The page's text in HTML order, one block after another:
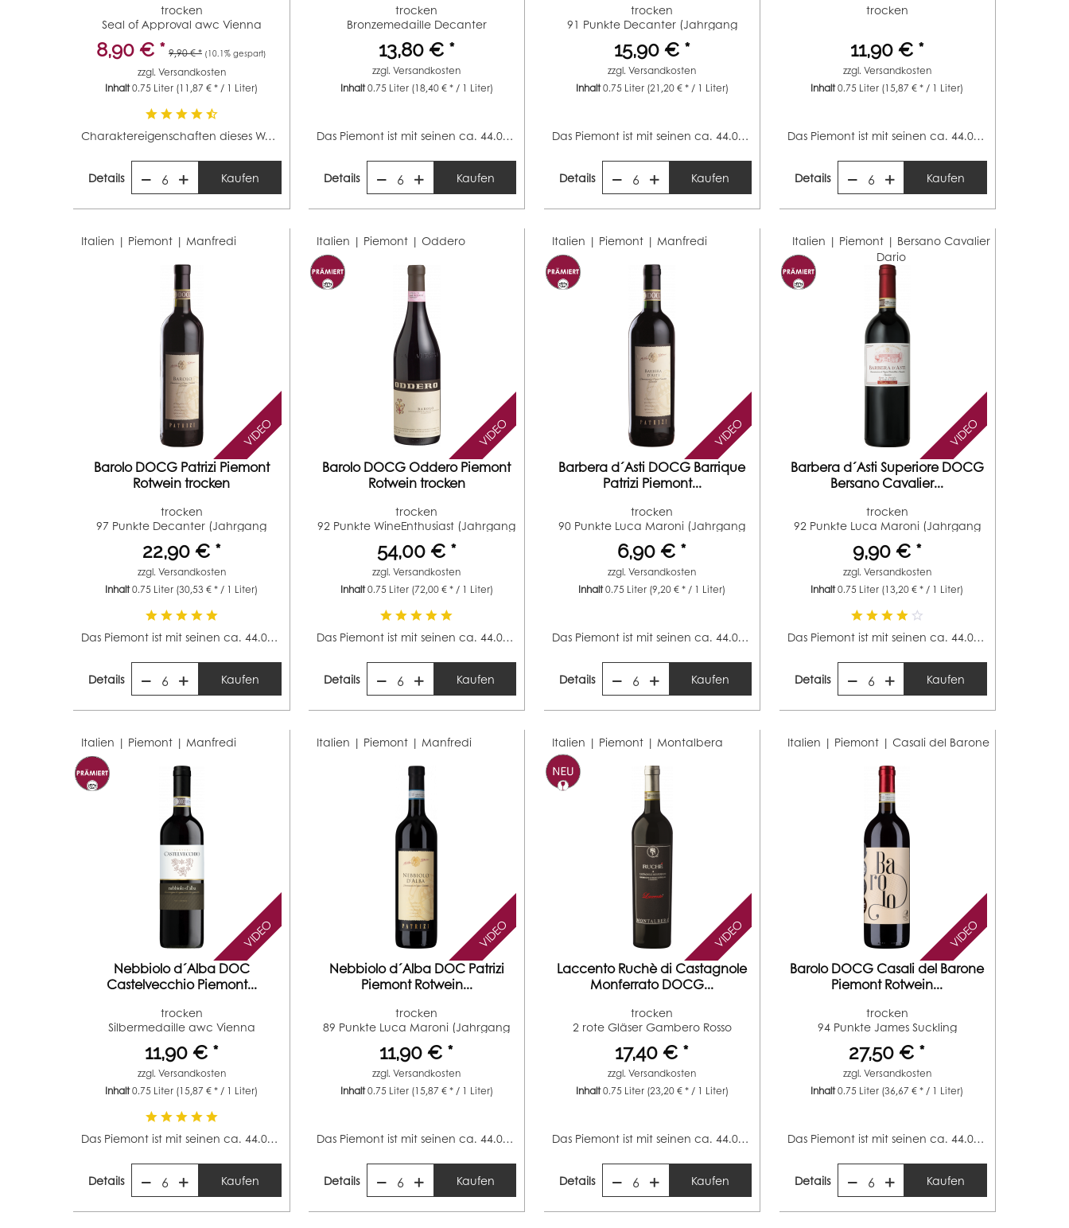
trocken
Seal of Approval awc Vienna
(Jahrgang...
8,90 € * 9,90 € * (10.1% gespart)
zzgl. Versandkosten
Inhalt0.75 Liter (11,87 € * / 1 Liter)
Charaktereigenschaften dieses Weines: Im Glas zeigt sich...
Details 6 Kaufen
trocken
Bronzemedaille Decanter
(Jahrgang 2024)...
13,80 € *
zzgl.Versandkosten
Inhalt0.75 Liter (18,40 € * / 1 Liter)
Das Piemont ist mit seinen ca. 44.000 Hektar Rebfläche...
Details 6 Kaufen
trocken
91 Punkte Decanter (Jahrgang
2023) 91...
15,90 € *
zzgl.Versandkosten
Inhalt0.75 Liter (21,20 € * / 1 Liter)
Das Piemont ist mit seinen ca. 44.000 Hektar Rebfläche...
Details 6 Kaufen
trocken
11,90 € *
zzgl. Versandkosten
Inhalt0.75 Liter (15,87 € * / 1 Liter)
Das Piemont ist mit seinen ca. 44.000 Hektar Rebfläche...
Details 6 Kaufen
Italien | Piemont | Manfredi
VIDEO
Barolo DOCG Patrizi Piemont
Rotwein trocken
trocken
97 Punkte Decanter (Jahrgang
2018)
22,90 € *
zzgl. Versandkosten
Inhalt0.75 Liter (30,53 € * / 1 Liter)
Das Piemont ist mit seinen ca. 44.000 Hektar Rebfläche...
Details 6 Kaufen
Italien | Piemont |Oddero
VIDEO
Barolo DOCG Oddero Piemont
Rotwein trocken
trocken
92 Punkte WineEnthusiast (Jahrgang
2020) 1...
54,00 € *
zzgl.Versandkosten
Inhalt0.75 Liter (72,00 € * / 1 Liter)
Das Piemont ist mit seinen ca. 44.000 Hektar Rebfläche...
Details 6 Kaufen
Italien | Piemont | Manfredi
VIDEO
Barbera d´Asti DOCG Barrique
Patrizi Piemont...
trocken
90 Punkte Luca Maroni (Jahrgang
2022) 92...
6,90 € *
zzgl.Versandkosten
Inhalt0.75 Liter (9,20 € * / 1 Liter)
Das Piemont ist mit seinen ca. 44.000 Hektar Rebfläche...
Details 6 Kaufen
Italien | Piemont | Bersano Cavalier
Dario
VIDEO
Barbera d´Asti Superiore DOCG
Bersano Cavalier...
trocken
92 Punkte Luca Maroni (Jahrgang
2021) 87...
9,90 € *
zzgl. Versandkosten
Inhalt0.75 Liter (13,20 € * / 1 Liter)
Das Piemont ist mit seinen ca. 44.000 Hektar Rebfläche...
Details 6 Kaufen
Italien | Piemont | Manfredi
VIDEO
Nebbiolo d´Alba DOC
Castelvecchio Piemont...
trocken
Silbermedaille awc Vienna
(Jahrgang 2014)...
11,90 € *
zzgl. Versandkosten
Inhalt0.75 Liter (15,87 € * / 1 Liter)
Das Piemont ist mit seinen ca. 44.000 Hektar Rebfläche...
Details 6 Kaufen
Italien | Piemont | Manfredi
VIDEO
Nebbiolo d´Alba DOC Patrizi
Piemont Rotwein...
trocken
89 Punkte Luca Maroni (Jahrgang
2017)
11,90 € *
zzgl.Versandkosten
Inhalt0.75 Liter (15,87 € * / 1 Liter)
Das Piemont ist mit seinen ca. 44.000 Hektar Rebfläche...
Details 6 Kaufen
Italien | Piemont | Montalbera
VIDEO
Laccento Ruchè di Castagnole
Monferrato DOCG...
trocken
2 rote Gläser Gambero Rosso
(Jahrgang...
17,40 € *
zzgl.Versandkosten
Inhalt0.75 Liter (23,20 € * / 1 Liter)
Das Piemont ist mit seinen ca. 44.000 Hektar Rebfläche...
Details 6 Kaufen
Italien | Piemont | Casali del Barone
VIDEO
Barolo DOCG Casali del Barone
Piemont Rotwein...
trocken
94 Punkte James Suckling
(Jahrgang 2022)...
27,50 € *
zzgl. Versandkosten
Inhalt0.75 Liter (36,67 € * / 1 Liter)
Das Piemont ist mit seinen ca. 44.000 Hektar Rebfläche...
Details 6 Kaufen